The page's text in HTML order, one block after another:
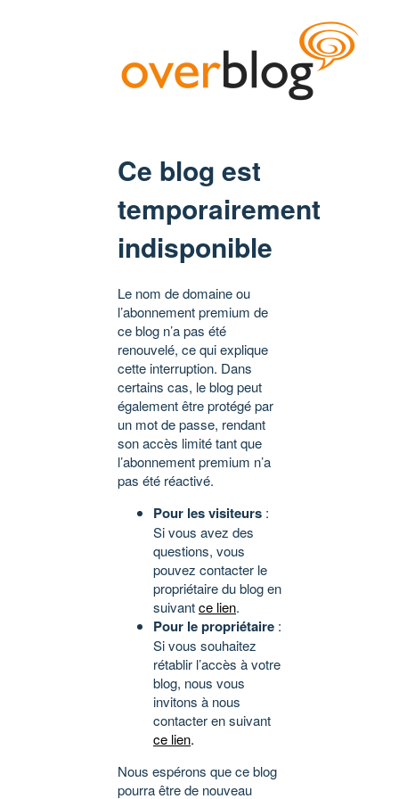
Ce blog est
temporairement
indisponible
Le nom de domaine ou
l’abonnement premium de
ce blog n’a pas été
renouvelé, ce qui explique
cette interruption. Dans
certains cas, le blog peut
également être protégé par
un mot de passe, rendant
son accès limité tant que
l’abonnement premium n’a
pas été réactivé.
Pour les visiteurs :
Si vous avez des
questions, vous
pouvez contacter le
propriétaire du blog en
suivantce lien.
Pour le propriétaire :
Si vous souhaitez
rétablir l’accès à votre
blog, nous vous
invitons à nous
contacter en suivant
ce lien.
Nous espérons que ce blog
pourra être de nouveau